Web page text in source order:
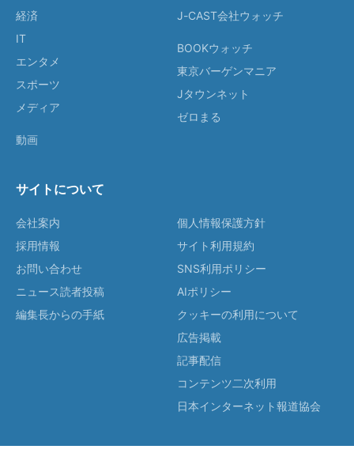
経済
IT
エンタメ
スポーツ
メディア
動画
J-CAST会社ウォッチ
BOOKウォッチ
東京バーゲンマニア
Jタウンネット
ゼロまる
サイトについて
会社案内
採用情報
お問い合わせ
ニュース読者投稿
編集長からの手紙
個人情報保護方針
サイト利用規約
SNS利用ポリシー
AIポリシー
クッキーの利用について
広告掲載
記事配信
コンテンツ二次利用
日本インターネット報道協会